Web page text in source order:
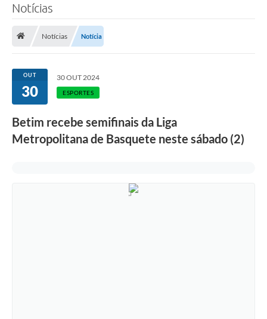
Notícias
Notícias Notícia
OUT
30
30 OUT 2024
ESPORTES
Betim recebe semifinais da Liga
Metropolitana de Basquete neste sábado (2)